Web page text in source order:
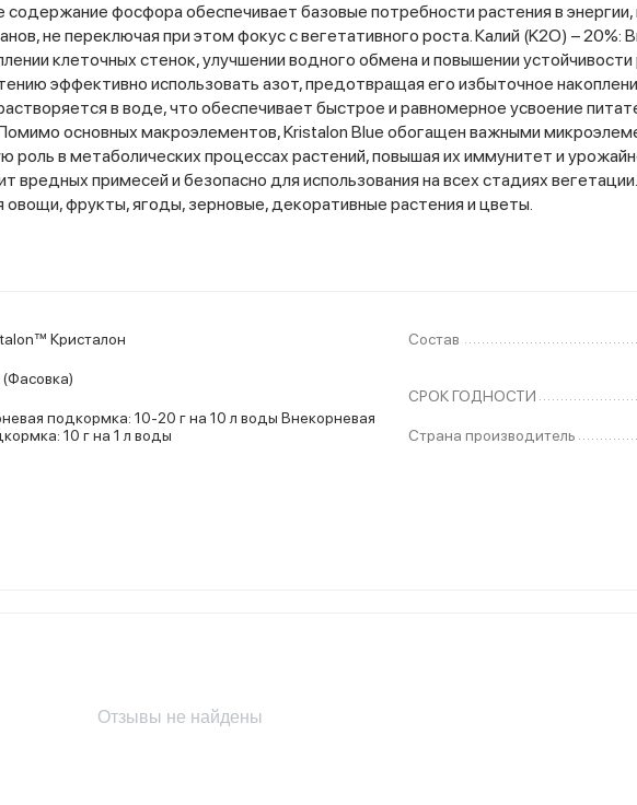
фосфора обеспечивает базовые потребности растения в
не переключая при этом фокус с вегетативного роста. Калий (K2O) –
клеточных стенок, улучшении водного обмена и повышении
эффективно использовать азот, предотвращая его избыточное
в воде, что обеспечивает быстрое и равномерное усвоение
основных макроэлементов, Kristalon Blue обогащен важными
в метаболических процессах растений, повышая их иммунитет и
вредных примесей и безопасно для использования на всех стадиях
овощи, фрукты, ягоды, зерновые, декоративные растения и цветы.
Кристалон
(Фасовка)
подкормка: 10-20 г на 10 л воды Внекорневая
10 г на 1 л воды
Состав
СРОК ГОДНОСТИ
Страна производитель
Отзывы не найдены